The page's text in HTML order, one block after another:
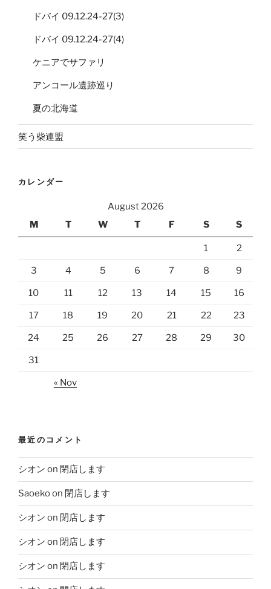
ドバイ 09.12.24-27(3)
ドバイ 09.12.24-27(4)
ケニアでサファリ
アンコール遺跡巡り
夏の北海道
笑う柴連盟
カレンダー
August 2026
M
T W T F S S
1 2
3 4 5 6 7 8 9
10 11 12 13 14 15 16
17 18 19 20 21 22 23
24 25 26 27 28 29 30
31
« Nov
最近のコメント
シオン on 閉店します
Saoekoon 閉店します
シオン on 閉店します
シオン on 閉店します
シオン on 閉店します